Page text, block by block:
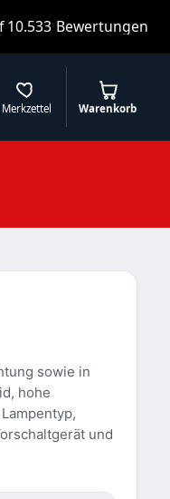
10.533 Bewertungen
Merkzettel Warenkorb
sowie in
hohe
und